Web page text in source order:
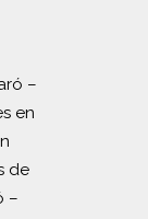
–
en
de
–